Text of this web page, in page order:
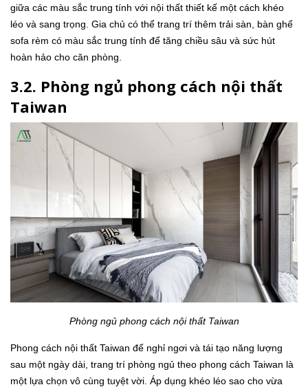
giữa các màu sắc trung tính với nội thất thiết kế một cách khéo
léo và sang trọng. Gia chủ có thể trang trí thêm trải sàn, bàn ghế
sofa rèm có màu sắc trung tính để tăng chiều sâu và sức hút
hoàn hảo cho căn phòng.
3.2. Phòng ngủ phong cách nội thất
Taiwan
Phòng ngủ phong cách nội thất Taiwan
Phong cách nội thất Taiwan để nghỉ ngơi và tái tạo năng lượng
sau một ngày dài, trang trí phòng ngủ theo phong cách Taiwan là
một lựa chọn vô cùng tuyệt vời. Áp dụng khéo léo sao cho vừa